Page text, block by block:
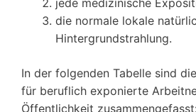
jede medizinische
die normale lokale
Hintergrundstrahlung.
In der folgenden Tabelle sind
für beruflich exponierte
Öffentlichkeit zusammengefasst: